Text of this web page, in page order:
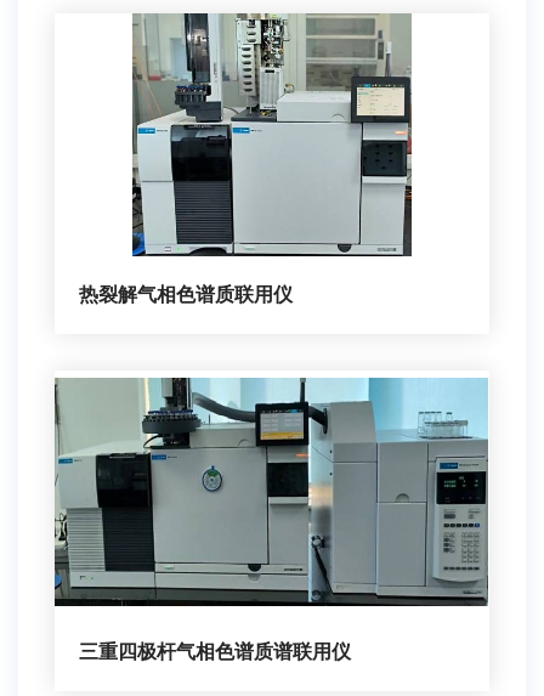
热裂解气相色谱质联用仪
三重四极杆气相色谱质谱联用仪